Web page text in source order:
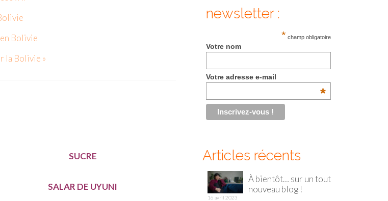
Bolivie
la Bolivie »
SUCRE
SALAR DE UYUNI
newsletter :
* champ obligatoire
Votre nom
Votre adresse e-mail
*
Articles récents
À bientôt… sur un tout
nouveau blog !
16 avril 2023